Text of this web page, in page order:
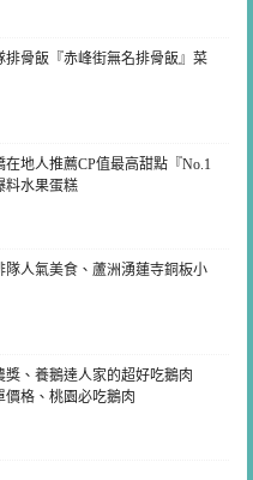
排骨飯『赤峰街無名排骨飯』菜
地人推薦CP值最高甜點『No.1
料水果蛋糕
隊人氣美食、蘆洲湧蓮寺銅板小
、養鵝達人家的超好吃鵝肉
價格、桃園必吃鵝肉